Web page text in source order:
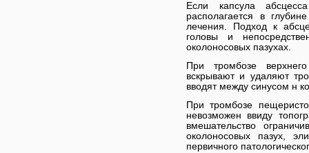
Если капсула
располагается в
лечения. Подход к
головы и
околоносовых пазухах.
При тромбозе
вскрывают и удаляют
вводят между синусом н
При тромбозе
невозможен ввиду
вмешательство
околоносовых пазух,
первичного